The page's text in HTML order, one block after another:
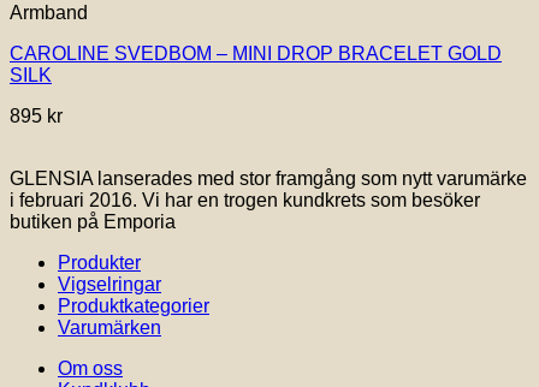
Armband
CAROLINE SVEDBOM – MINI DROP BRACELET GOLD
SILK
895 kr
GLENSIA lanserades med stor framgång som nytt varumärke
i februari 2016. Vi har en trogen kundkrets som besöker
butiken på Emporia
Produkter
Vigselringar
Produktkategorier
Varumärken
Om oss